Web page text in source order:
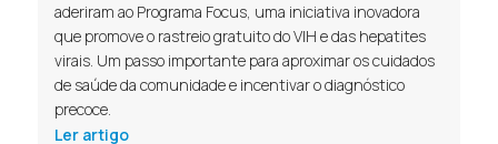
aderiram ao Programa Focus, uma iniciativa inovadora
que promove o rastreio gratuito do VIH e das hepatites
virais. Um passo importante para aproximar os cuidados
de saúde da comunidade e incentivar o diagnóstico
precoce.
Ler artigo